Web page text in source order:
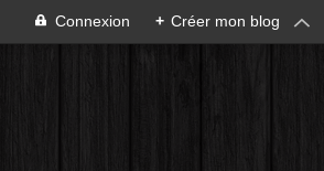
Connexion + Créer mon blog